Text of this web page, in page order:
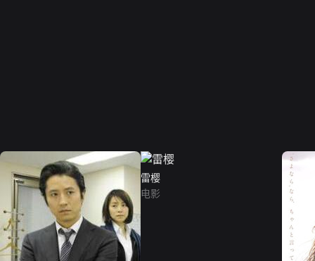
雷樱
电影